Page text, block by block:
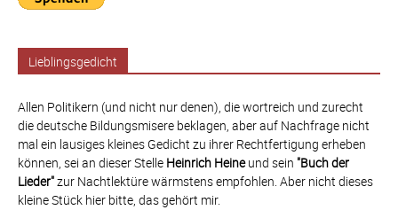
Lieblingsgedicht
Allen Politikern (und nicht nur denen), die wortreich und zurecht
die deutsche Bildungsmisere beklagen, aber auf Nachfrage nicht
mal ein lausiges kleines Gedicht zu ihrer Rechtfertigung erheben
können, sei an dieser Stelle Heinrich Heineund sein "Buch der
Lieder"zur Nachtlektüre wärmstens empfohlen. Aber nicht dieses
kleine Stück hier bitte, das gehört mir.